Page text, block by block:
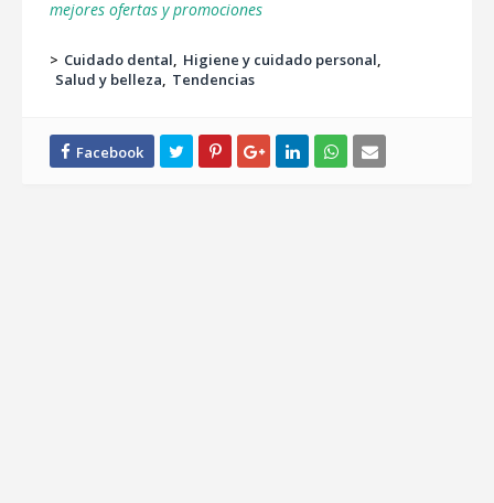
mejores ofertas y promociones
> Cuidado dental
Higiene y cuidado personal
Salud y belleza
Tendencias